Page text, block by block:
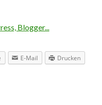
E-Mail Drucken